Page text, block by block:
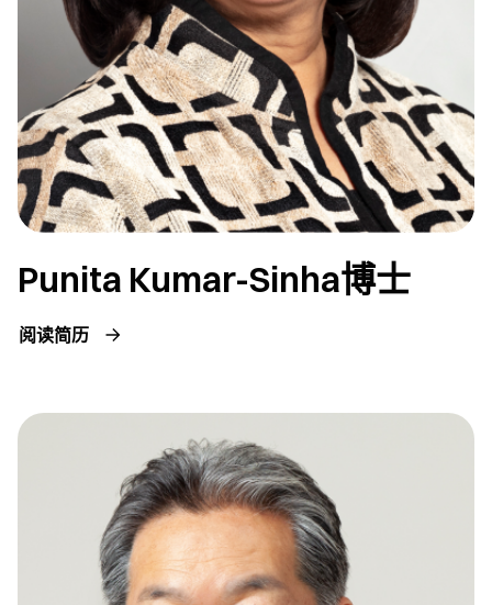
Punita Kumar-Sinha博士
阅读简历